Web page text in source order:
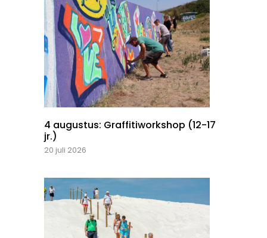
4 augustus: Graffitiworkshop (12-17
jr.)
20 juli 2026